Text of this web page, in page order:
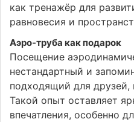
как тренажёр для
равновесия и
Аэро-труба как подарок
Посещение
нестандартный и
подходящий для друзей,
Такой опыт оставляет
впечатления, особенно